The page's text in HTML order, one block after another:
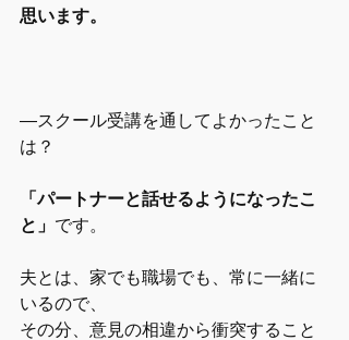
思います。
―スクール受講を通してよかったこと
は？
「パートナーと話せるようになったこ
と」 です。
夫とは、家でも職場でも、常に一緒に
いるので、
その分、意見の相違から衝突すること